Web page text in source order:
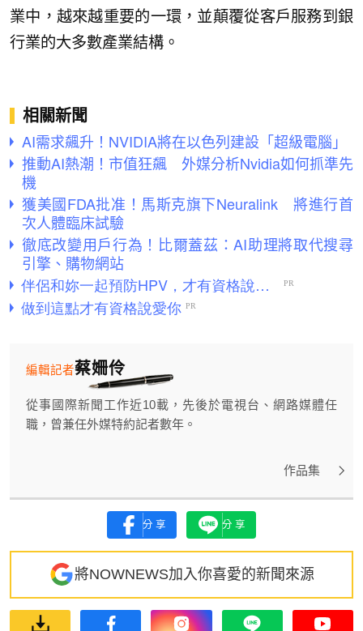
業中，越來越重要的一環，並顛覆從客戶服務到銀
行業的大多數產業結構。
相關新聞
AI需求飆升！NVIDIA將在以色列建設「超級電腦」
推動AI熱潮！市值狂飆 外媒分析Nvidia如何抓準先
機
獲美國FDA批准！馬斯克旗下Neuralink 將進行首
次人體臨床試驗
徹底改變用戶行為！比爾蓋茲：AI助理將取代搜尋
引擎、購物網站
蔡姍伶
編輯記者
從事國際新聞工作近10載，先後於電視台、網路媒體任
職，曾兼任外媒特約記者數年。
作品集
分享 分享
將NOWNEWS加入你喜愛的新聞來源